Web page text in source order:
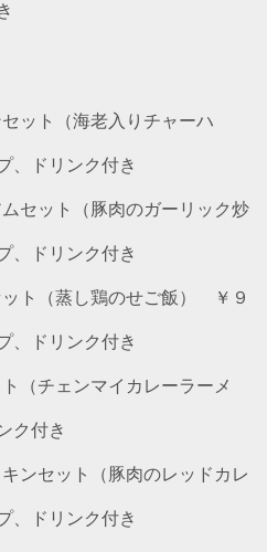
ット（海老入りチャーハ
リンク付き
セット（豚肉のガーリック炒
リンク付き
ト（蒸し鶏のせご飯） ￥９
リンク付き
（チェンマイカレーラーメ
付き
ンセット（豚肉のレッドカレ
リンク付き